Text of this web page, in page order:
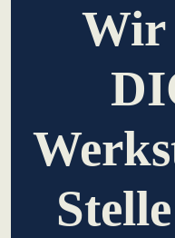
Innovationsreise
Wissensmanagement
Innovation für
Banken
Wir